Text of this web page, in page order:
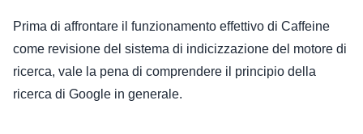
Prima di affrontare il funzionamento effettivo di Caffeine
come revisione del sistema di indicizzazione del motore di
ricerca, vale la pena di comprendere il principio della
ricerca di Google in generale.